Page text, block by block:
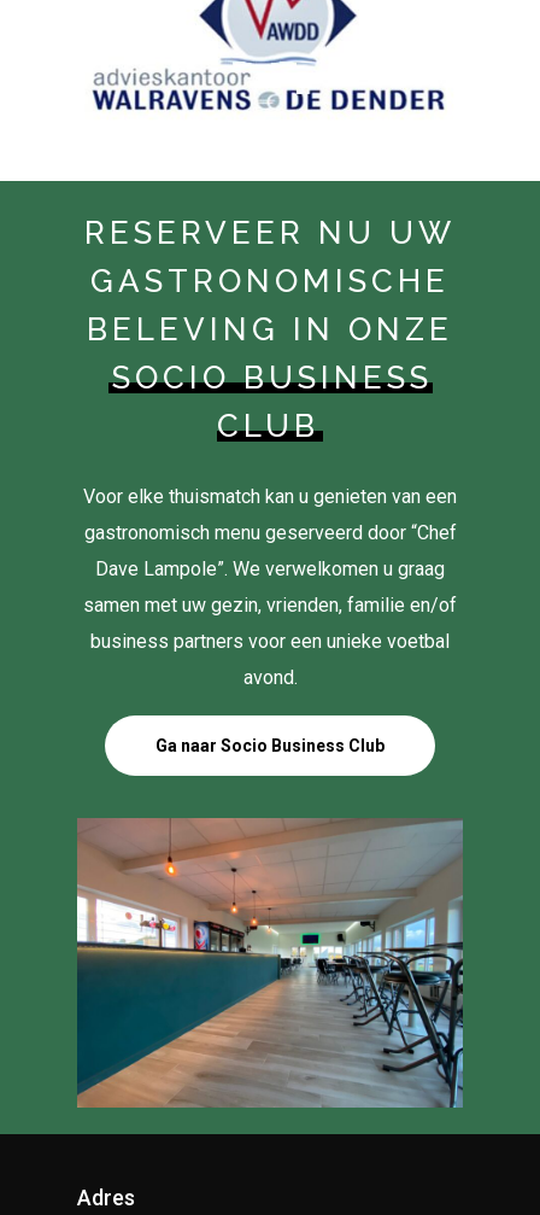
RESERVEER NU UW
GASTRONOMISCHE
BELEVING IN ONZE
SOCIO BUSINESS
CLUB
Voor elke thuismatch kan u genieten van een
gastronomisch menu geserveerd door “Chef
Dave Lampole”. We verwelkomen u graag
samen met uw gezin, vrienden, familie en/of
business partners voor een unieke voetbal
avond.
Ga naar Socio Business Club
Adres